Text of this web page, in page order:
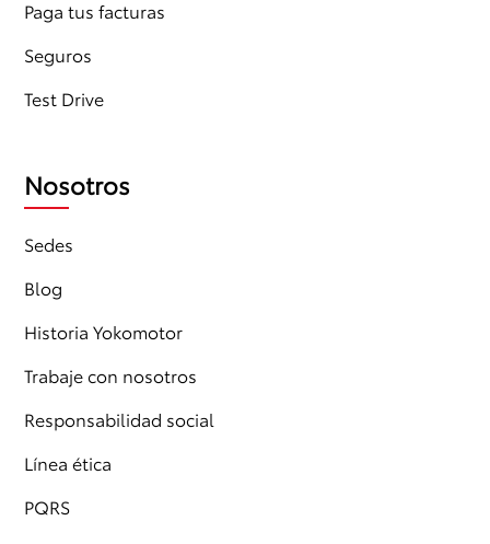
Paga tus facturas
Seguros
Test Drive
Nosotros
Sedes
Blog
Historia Yokomotor
Trabaje con nosotros
Responsabilidad social
Línea ética
PQRS